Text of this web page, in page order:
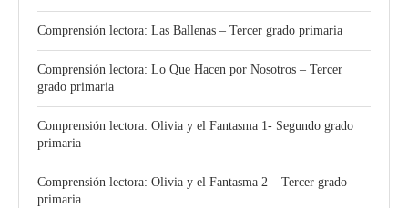
Comprensión lectora: Las Ballenas – Tercer grado primaria
Comprensión lectora: Lo Que Hacen por Nosotros – Tercer
grado primaria
Comprensión lectora: Olivia y el Fantasma 1- Segundo grado
primaria
Comprensión lectora: Olivia y el Fantasma 2 – Tercer grado
primaria